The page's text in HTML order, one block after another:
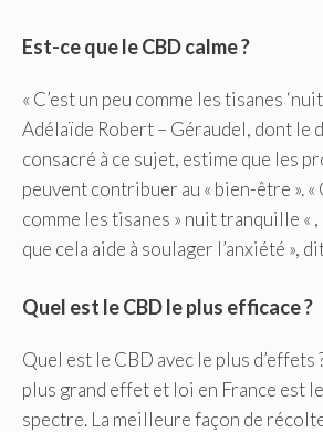
Est-ce que le CBD calme ?
« C’est un peu comme les tisanes
Adélaïde Robert – Géraudel, dont le
consacré à ce sujet, estime que les
peuvent contribuer au « bien-être ». «
comme les tisanes » nuit tranquille «
que cela aide à soulager l’anxiété »,
Quel est le CBD le plus efficace ?
Quel est le CBD avec le plus d’effets
plus grand effet et loi en France est
spectre. La meilleure façon de